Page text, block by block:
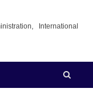
International